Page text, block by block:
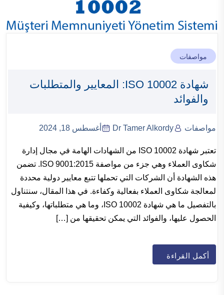
مواصفات
شهادة ISO 10002: المعايير والمتطلبات
والفوائد
مواصفات Dr Tamer Alkordy أغسطس 18, 2024
تعتبر شهادة ISO 10002 من الشهادات الهامة في مجال إدارة
شكاوى العملاء وهي جزء من مواصفة ISO 9001:2015. تضمن
هذه الشهادة أن الشركات التي تحملها تتبع معايير دولية محددة
لمعالجة شكاوى العملاء بفعالية وكفاءة. في هذا المقال، سنتناول
بالتفصيل ما هي شهادة ISO 10002، وما هي متطلباتها، وكيفية
الحصول عليها، والفوائد التي يمكن تحقيقها من […]
أكمل القراءة